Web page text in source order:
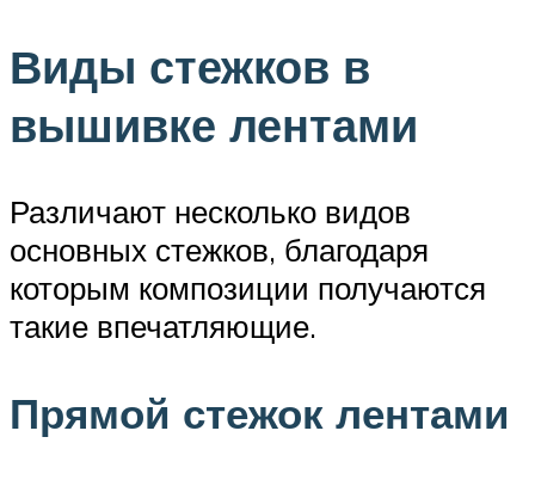
Виды стежков в
вышивке лентами
Различают несколько видов
основных стежков, благодаря
которым композиции получаются
такие впечатляющие.
Прямой стежок лентами